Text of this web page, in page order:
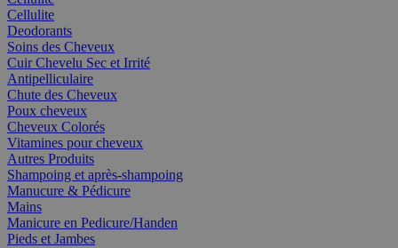
Cellulite
Deodorants
Soins des Cheveux
Cuir Chevelu Sec et Irrité
Antipelliculaire
Chute des Cheveux
Poux cheveux
Cheveux Colorés
Vitamines pour cheveux
Autres Produits
Shampoing et après-shampoing
Manucure & Pédicure
Mains
Manicure en Pedicure/Handen
Pieds et Jambes